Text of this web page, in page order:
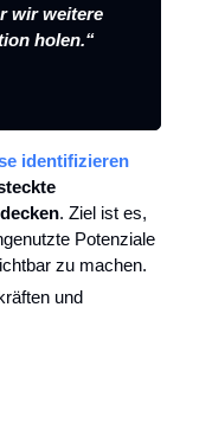
wir weitere
holen.“
identifizieren
. Ziel ist es,
Potenziale
zu machen.
und